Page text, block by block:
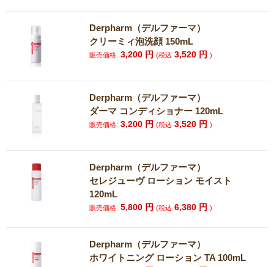
Derpharm（デルファーマ）
クリーミィ泡洗顔 150mL
販売価格: 3,200 円(税込 3,520 円)
Derpharm（デルファーマ）
ダーマ コンディショナー 120mL
販売価格: 3,200 円(税込 3,520 円)
Derpharm（デルファーマ）
セレジューヴ ローション モイスト
120mL
販売価格: 5,800 円(税込 6,380 円)
Derpharm（デルファーマ）
ホワイトニング ローション TA 100mL